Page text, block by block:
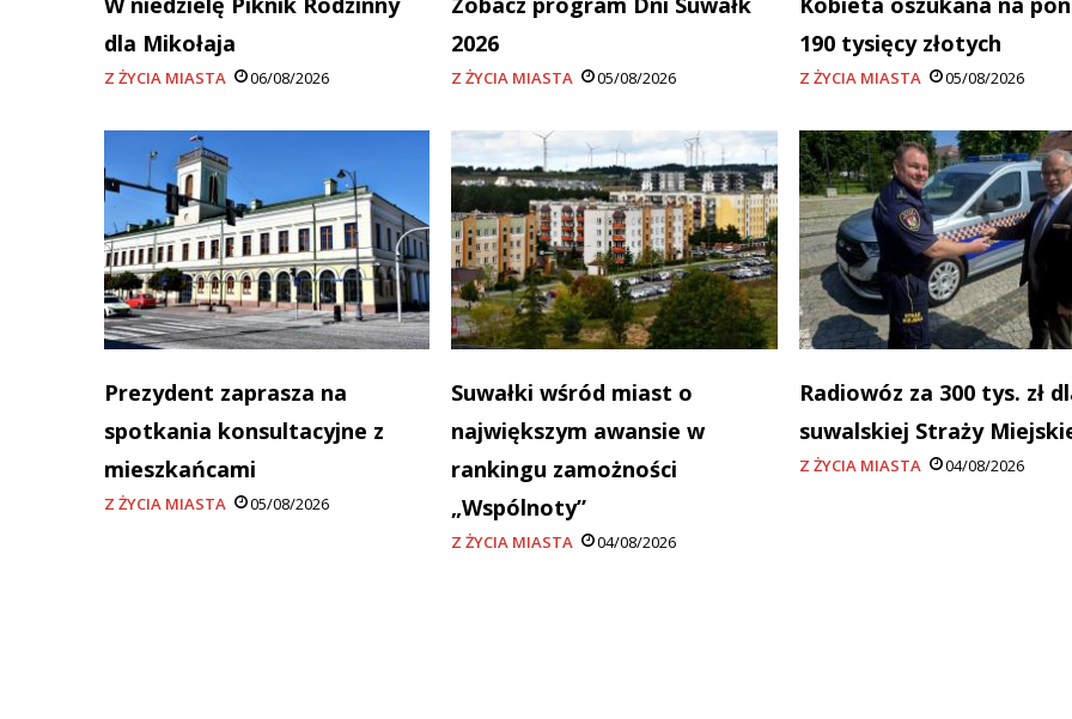
dla Mikołaja
Z ŻYCIA MIASTA 06/08/2026
2026
Z ŻYCIA MIASTA 05/08/2026
190 tysięcy złotych
Z ŻYCIA MIASTA 05/08/2026
Prezydent zaprasza na
spotkania konsultacyjne z
mieszkańcami
Z ŻYCIA MIASTA 05/08/2026
Suwałki wśród miast o
największym awansie w
rankingu zamożności
„Wspólnoty”
Z ŻYCIA MIASTA 04/08/2026
Radiowóz za 300 tys. zł
suwalskiej Straży
Z ŻYCIA MIASTA 04/08/2026